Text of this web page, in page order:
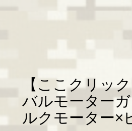
【ここクリッ
バルモーター
ルクモーター×